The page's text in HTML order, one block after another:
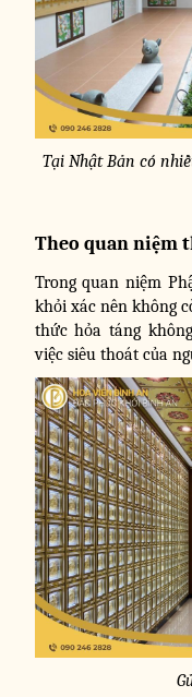
Tại Nhật Bản có
Theo quan niệm
Trong quan niệm
khỏi xác nên không
thức hỏa táng
việc siêu thoát của